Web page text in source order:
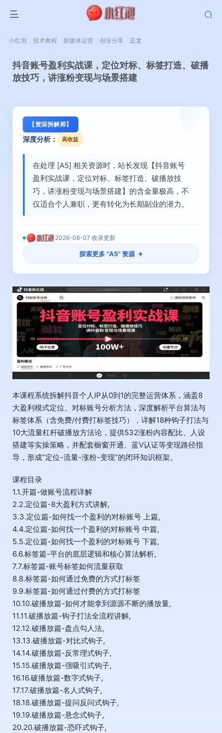
小红泡 技术教程 新媒体运营 创业分享 正文
抖音账号盈利实战课，定位对标、标签打造、破播
放技巧，讲涨粉变现与场景搭建
【资深拆解师】
深度分析： 高收益
在处理 [A5] 相关资源时，站长发现【抖音账号
盈利实战课，定位对标、标签打造、破播放技
巧，讲涨粉变现与场景搭建】的含金量极高，不
仅适合个人兼职，更有转化为长期副业的潜力。
2026-08-07 收录更新
探索更多 "A5" 资源
本课程系统拆解抖音个人IP从0到1的完整运营体系，涵盖8
大盈利模式定位、对标账号分析方法，深度解析平台算法与
标签体系（含免费/付费打标签技巧），详解18种钩子打法与
10大流量杠杆破播放方法论，提供532涨粉内容配比、人设
搭建等实操策略，并配套橱窗开通、蓝V认证等变现路径指
导，形成”定位-流量-涨粉-变现”的闭环知识框架。
课程目录
1.1.开篇-做账号流程详解
2.2.定位篇-8大盈利方式讲解,
3.3.定位篇-如何找一个盈利的对标账号 上篇,
4.4.定位篇-如何找一个盈利的对标账号 中篇,
5.5.定位篇-如何找一个盈利的对标账号 下篇,
6.6.标签篇-平台的底层逻辑和核心算法解析,
7.7.标签篇-账号标签如何流量获取
8.8.标签篇-如何通过免费的方式打标签
9.9.标签篇-如何通过付费的方式打标签
10.10.破播放篇-如何才能拿到源源不断的播放量,
11.11.破播放篇-钩子打法全流程讲解,
12.12.破播放篇-盘点勾人法,
13.13.破播放篇-对比式钩子,
14.14.破播放篇-反常理式钩子,
15.15.破播放篇-强吸引式钩子,
16.16.破播放篇-数字式钩子,
17.17.破播放篇-名人式钩子,
18.18.破播放篇-提问反问式钩子,
19.19.破播放篇-悬念式钩子,
20.20.破播放篇-恐吓式钩子,